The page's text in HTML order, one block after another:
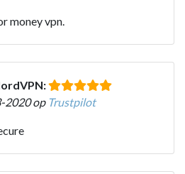
money vpn.
2020 op Trustpilot